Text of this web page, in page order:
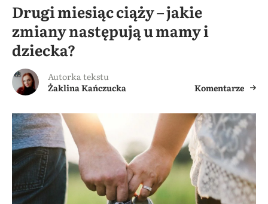
Drugi miesiąc ciąży – jakie
zmiany następują u mamy i
dziecka?
Autorka tekstu
Żaklina Kańczucka
Komentarze